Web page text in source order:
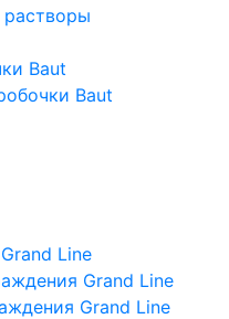
Baut
Baut
Line
Grand Line
Grand Line